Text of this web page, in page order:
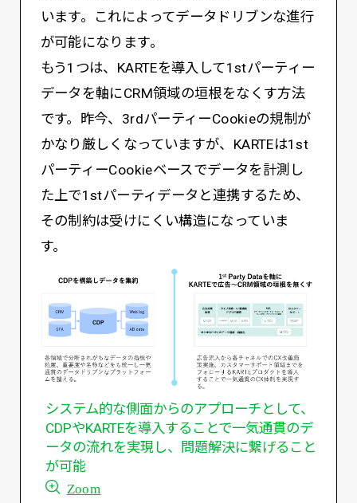
います。これによってデータドリブンな進行
が可能になります。
もう1つは、KARTEを導入して1stパーティー
データを軸にCRM領域の垣根をなくす方法
です。昨今、3rdパーティーCookieの規制が
かなり厳しくなっていますが、KARTEは1st
パーティーCookieベースでデータを計測し
た上で1stパーティデータと連携するため、
その制約は受けにくい構造になっていま
す。
システム的な側面からのアプローチとして、
CDPやKARTEを導入することで一気通貫のデ
ータの流れを実現し、問題解決に繋げること
が可能
Zoom